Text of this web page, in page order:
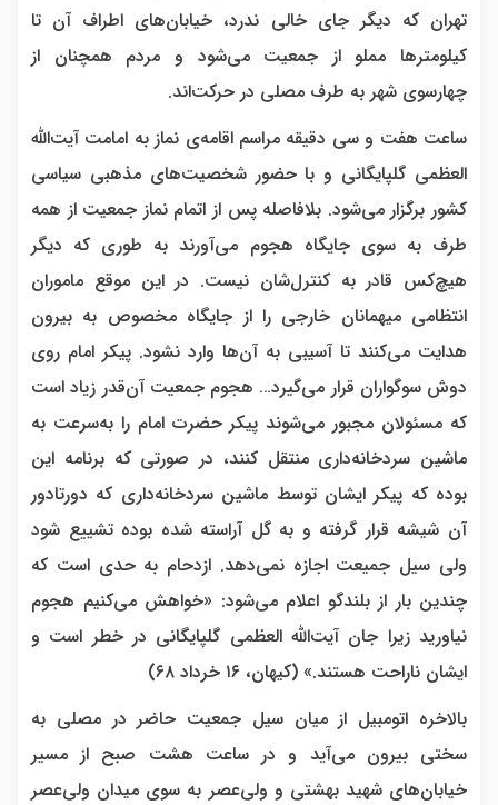
تهران که دیگر جای خالی ندرد، خیابان‌های اطراف آن تا
کیلومترها مملو از جمعیت می‌شود و مردم همچنان از
چهارسوی شهر به طرف مصلی در حرکت‌اند.
ساعت هفت و سی دقیقه‌ مراسم اقامه‌ی نماز به امامت آیت‌الله
العظمی گلپایگانی و با حضور شخصیت‌های مذهبی سیاسی
کشور برگزار می‌شود. بلافاصله پس از اتمام نماز جمعیت از همه
طرف به سوی جایگاه هجوم می‌آورند به طوری که دیگر
هیچ‌کس قادر به کنترل‌شان نیست. در این موقع ماموران
انتظامی میهمانان خارجی را از جایگاه مخصوص به بیرون
هدایت می‌کنند تا آسیبی به آن‌ها وارد نشود. پیکر امام روی
دوش سوگواران قرار می‌گیرد… هجوم جمعیت آن‌قدر زیاد است
که مسئولان مجبور می‌شوند پیکر حضرت امام را به‌سرعت به
ماشین سردخانه‌داری منتقل کنند، در صورتی که برنامه این
بوده که پیکر ایشان توسط ماشین سردخانه‌داری که دورتادور
آن شیشه قرار گرفته و به گل آراسته شده بوده تشییع شود
ولی سیل جمیعت اجازه نمی‌دهد. ازدحام به حدی است که
چندین بار از بلندگو اعلام می‌شود: «خواهش می‌کنیم هجوم
نیاورید زیرا جان آیت‌الله العظمی گلپایگانی در خطر است و
ایشان ناراحت هستند.» (کیهان، ۱۶ خرداد ۶۸)
بالاخره اتومبیل از میان سیل جمعیت حاضر در مصلی به
سختی بیرون می‌آید و در ساعت هشت صبح از مسیر
خیابان‌های شهید بهشتی و ولی‌عصر به سوی میدان ولی‌عصر